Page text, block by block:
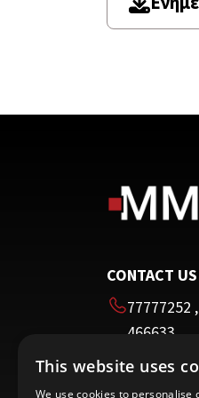
CONTACT US
77777252 ,
466633
00357 22
HEAD
This website uses
We use cookies to personalise